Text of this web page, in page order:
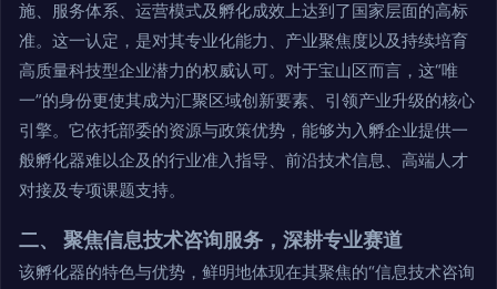
施、服务体系、运营模式及孵化成效上达到了国家层面的高标
准。这一认定，是对其专业化能力、产业聚焦度以及持续培育
高质量科技型企业潜力的权威认可。对于宝山区而言，这“唯
一”的身份更使其成为汇聚区域创新要素、引领产业升级的核心
引擎。它依托部委的资源与政策优势，能够为入孵企业提供一
般孵化器难以企及的行业准入指导、前沿技术信息、高端人才
对接及专项课题支持。
二、 聚焦信息技术咨询服务，深耕专业赛道
该孵化器的特色与优势，鲜明地体现在其聚焦的“信息技术咨询